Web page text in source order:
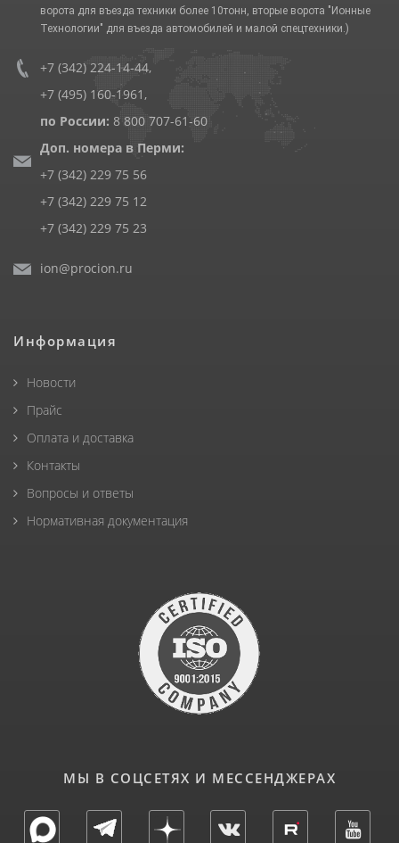
ворота для въезда техники более 10тонн, вторые ворота "Ионные
Технологии" для въезда автомобилей и малой спецтехники.)
+7 (342) 224-14-44,
+7 (495) 160-1961 ,
по России: 8 800 707-61-60
Доп. номера в Перми:
+7 (342) 229 75 56
+7 (342) 229 75 12
+7 (342) 229 75 23
ion@procion.ru
Информация
Новости
Прайс
Оплата и доставка
Контакты
Вопросы и ответы
Нормативная документация
МЫ В СОЦСЕТЯХ И МЕССЕНДЖЕРАХ